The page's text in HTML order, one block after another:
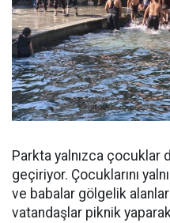
Parkta yalnızca çocuklar
geçiriyor. Çocuklarını
ve babalar gölgelik
vatandaşlar piknik